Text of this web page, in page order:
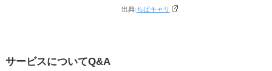
出典:ちばキャリ
サービスについてQ&A